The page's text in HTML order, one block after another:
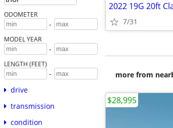
ODOMETER
-
MODEL YEAR
-
LENGTH (FEET)
-
drive
transmission
condition
2022 19G 20ft
7/31
more from
$28,995